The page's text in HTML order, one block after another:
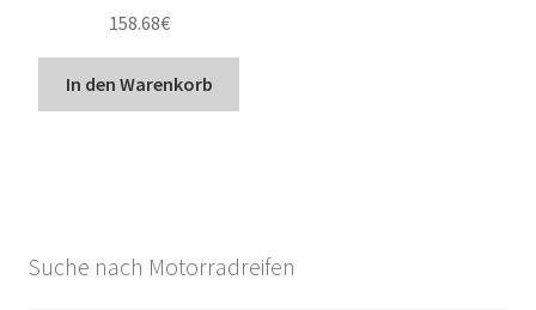
158.68€
In den Warenkorb
Suche nach Motorradreifen